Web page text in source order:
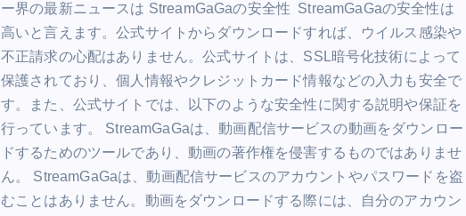
ー界の最新ニュースは StreamGaGaの安全性 StreamGaGaの安全性は
高いと言えます。公式サイトからダウンロードすれば、ウイルス感染や
不正請求の心配はありません。公式サイトは、SSL暗号化技術によって
保護されており、個人情報やクレジットカード情報などの入力も安全で
す。また、公式サイトでは、以下のような安全性に関する説明や保証を
行っています。 StreamGaGaは、動画配信サービスの動画をダウンロー
ドするためのツールであり、動画の著作権を侵害するものではありませ
ん。 StreamGaGaは、動画配信サービスのアカウントやパスワードを盗
むことはありません。動画をダウンロードする際には、自分のアカウン